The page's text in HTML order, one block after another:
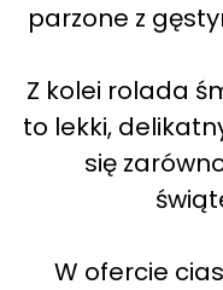
parzone z
Z kolei rolada
to lekki,
się
W ofercie